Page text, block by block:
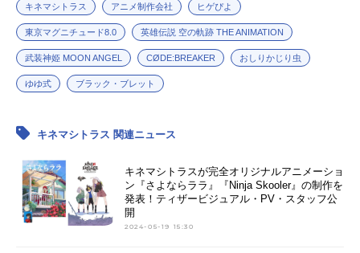
キネマシトラス アニメ制作会社 ヒゲぴよ
東京マグニチュード8.0 英雄伝説 空の軌跡 THE ANIMATION
武装神姫 MOON ANGEL CØDE:BREAKER おしりかじり虫
ゆゆ式 ブラック・ブレット
キネマシトラス 関連ニュース
キネマシトラスが完全オリジナルアニメーショ
ン『さよならララ』『Ninja Skooler』の制作を
発表！ティザービジュアル・PV・スタッフ公
開
2024-05-19 15:30